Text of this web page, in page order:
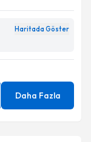
Haritada Göster
Daha Fazla